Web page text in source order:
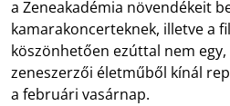
a Zeneakadémia növendékeit
kamarakoncerteknek, illetve a
köszönhetően ezúttal nem
zeneszerzői életműből kínál
a februári vasárnap.